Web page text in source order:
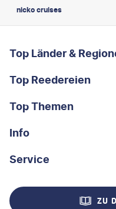
nicko cruises
Footer navigation
Top Länder &
Portugal
Albanien
Griechenland
Madeira
Top Reedereien
AIDA
MSC Cruises
Costa Kreuzfahrten
Mein Schiff®
Top Themen
Rundreisen
Kleingruppen-Rundreisen
Flusskreuzfahrten
Info
Über uns
Nachhaltigkeit
Service
Kontakt
ZU